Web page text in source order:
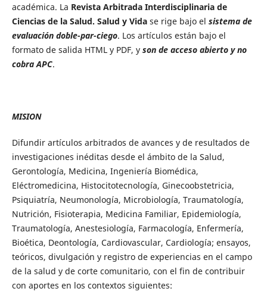
académica. La Revista Arbitrada Interdisciplinaria de
Ciencias de la Salud. Salud y Vidase rige bajo el sistema de
evaluación doble-par-ciego. Los artículos están bajo el
formato de salida HTML y PDF, y son de acceso abierto y no
cobra APC.
MISION
Difundir artículos arbitrados de avances y de resultados de
investigaciones inéditas desde el ámbito de la Salud,
Gerontología, Medicina, Ingeniería Biomédica,
Eléctromedicina, Histocitotecnología, Ginecoobstetricia,
Psiquiatría, Neumonología, Microbiología, Traumatología,
Nutrición, Fisioterapia, Medicina Familiar, Epidemiología,
Traumatología, Anestesiología, Farmacología, Enfermería,
Bioética, Deontología, Cardiovascular, Cardiología; ensayos,
teóricos, divulgación y registro de experiencias en el campo
de la salud y de corte comunitario, con el fin de contribuir
con aportes en los contextos siguientes: